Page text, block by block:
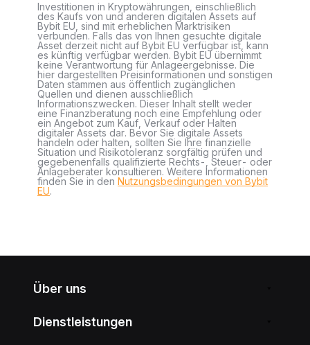
Investitionen in Kryptowährungen, einschließlich
des Kaufs von und anderen digitalen Assets auf
Bybit EU, sind mit erheblichen Marktrisiken
verbunden. Falls das von Ihnen gesuchte digitale
Asset derzeit nicht auf Bybit EU verfügbar ist, kann
es künftig verfügbar werden. Bybit EU übernimmt
keine Verantwortung für Anlageergebnisse. Die
hier dargestellten Preisinformationen und sonstigen
Daten stammen aus öffentlich zugänglichen
Quellen und dienen ausschließlich
Informationszwecken. Dieser Inhalt stellt weder
eine Finanzberatung noch eine Empfehlung oder
ein Angebot zum Kauf, Verkauf oder Halten
digitaler Assets dar. Bevor Sie digitale Assets
handeln oder halten, sollten Sie Ihre finanzielle
Situation und Risikotoleranz sorgfältig prüfen und
gegebenenfalls qualifizierte Rechts-, Steuer- oder
Anlageberater konsultieren. Weitere Informationen
finden Sie in den Nutzungsbedingungen von Bybit
EU.
Über uns
Dienstleistungen